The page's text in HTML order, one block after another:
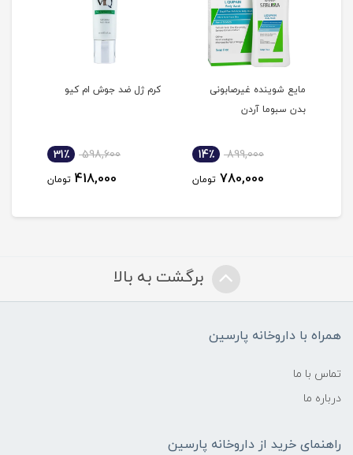
مایع شوینده غیرصابونی
بدن سبوما آردن
899,000 14٪
780,000 تومان
کرم ژل ضد جوش ام کیو
598,600 31٪
418,000 تومان
برگشت به بالا
همراه با داروخانه پارسین
تماس با ما
درباره ما
راهنمای خرید از داروخانه پارسین